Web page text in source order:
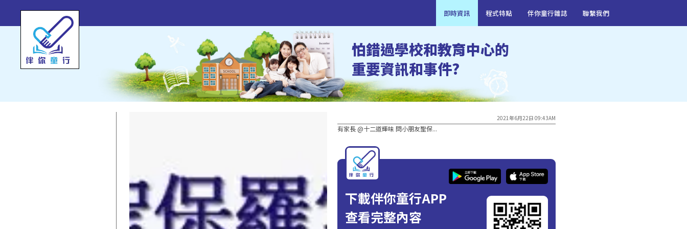
即時資訊 程式特點 伴你童行雜誌 聯繫我們
怕錯過學校和教育中心的
重要資訊和事件?
2021年6月22日 09:43AM
有家長 @十二道輝味 問小朋友聖保...
下載伴你童行APP
查看完整內容